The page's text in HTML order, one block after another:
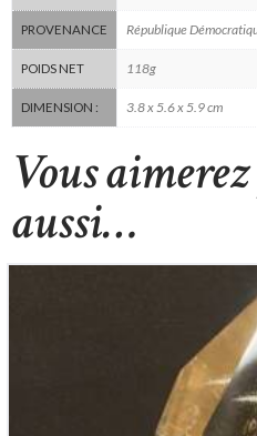
PROVENANCE République
POIDS NET 118g
DIMENSION : 3.8 x 5.6 x 5.9 cm
Vous
aussi…